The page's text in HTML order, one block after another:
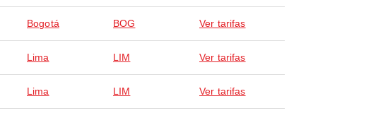
Bogotá BOG Ver tarifas
Lima LIM Ver tarifas
Lima LIM Ver tarifas